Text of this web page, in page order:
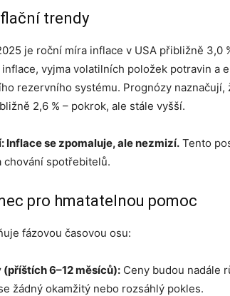
trendy
je roční míra inflace v USA přibližně 3,0
vyjma volatilních položek potravin a
rezervního systému. Prognózy
2,6 % – pokrok, ale stále vyšší.
Inflace se zpomaluje, ale nezmizí. Tento
chování spotřebitelů.
pro hmatatelnou pomoc
fázovou časovou osu:
6–12 měsíců): Ceny budou nadále
žádný okamžitý nebo rozsáhlý pokles.